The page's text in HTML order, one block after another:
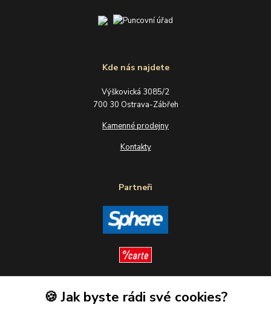
Kde nás najdete
Výškovická 3085/2
700 30 Ostrava-Zábřeh
Kamenné prodejny
Kontakty
Partneři
Sledujte nás
🍪 Jak byste rádi své cookies?